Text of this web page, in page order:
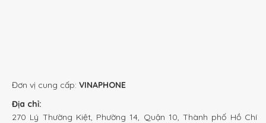
Đơn vị cung cấp: VINAPHONE
Địa chỉ:
270 Lý Thường Kiệt, Phường 14, Quận 10, Thành phố Hồ Chí